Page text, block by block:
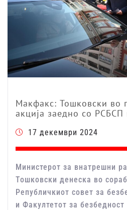
Макфакс: Тошковски во
акција заедно со
17 декември 2024
Министерот за внатрешни
Тошковски денеска во
Републичкиот совет за
и Факултетот за безбедност